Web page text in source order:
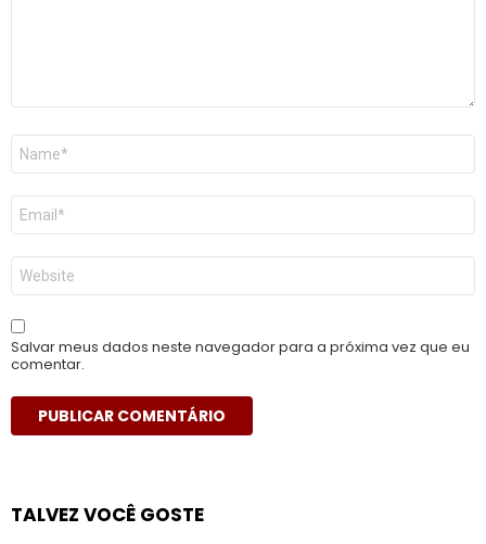
Nome
E-
mail
*
Site
Salvar meus dados neste navegador para a próxima vez que eu
comentar.
TALVEZ VOCÊ GOSTE